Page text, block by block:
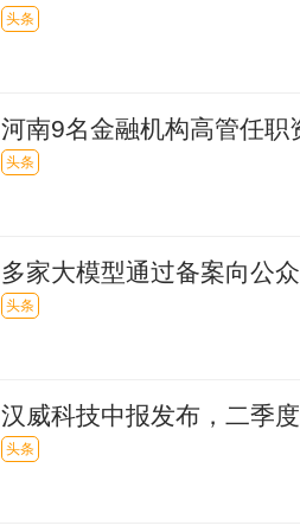
头条
河南9名金融机构高管任职
头条
多家大模型通过备案向公
计在下周正式上线
头条
汉威科技中报发布，二季
头条